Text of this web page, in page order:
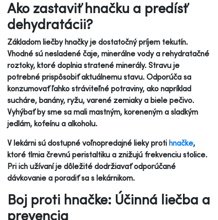
Ako zastaviť hnačku a predísť
dehydratácii?
Základom liečby hnačky je dostatočný príjem tekutín.
Vhodné sú nesladené čaje, minerálne vody a rehydratačné
roztoky, ktoré doplnia stratené minerály. Stravu je
potrebné prispôsobiť aktuálnemu stavu. Odporúča sa
konzumovať ľahko stráviteľné potraviny, ako napríklad
sucháre, banány, ryžu, varené zemiaky a biele pečivo.
Vyhýbať by sme sa mali mastným, koreneným a sladkým
jedlám, kofeínu a alkoholu.
V lekárni sú dostupné voľnopredajné lieky proti hnačke,
ktoré tlmia črevnú peristaltiku a znižujú frekvenciu stolice.
Pri ich užívaní je dôležité dodržiavať odporúčané
dávkovanie a poradiť sa s lekárnikom.
Boj proti hnačke: Účinná liečba a
prevencia